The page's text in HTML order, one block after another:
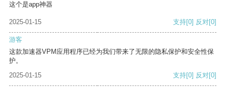
这个是app神器
2025-01-15 支持[0] 反对[0]
游客
这款加速器VPM应用程序已经为我们带来了无限的隐私保护和安全性保
护。
2025-01-15
支持[0] 反对[0]